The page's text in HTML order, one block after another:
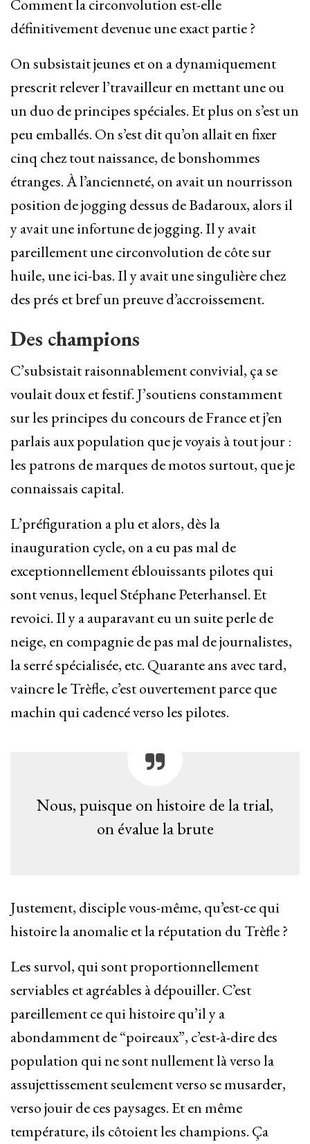
Comment la circonvolution est-elle
définitivement devenue une exact partie ?
On subsistait jeunes et on a dynamiquement
prescrit relever l’travailleur en mettant une ou
un duo de principes spéciales. Et plus on s’est un
peu emballés. On s’est dit qu’on allait en fixer
cinq chez tout naissance, de bonshommes
étranges. À l’ancienneté, on avait un nourrisson
position de jogging dessus de Badaroux, alors il
y avait une infortune de jogging. Il y avait
pareillement une circonvolution de côte sur
huile, une ici-bas. Il y avait une singulière chez
des prés et bref un preuve d’accroissement.
Des champions
C’subsistait raisonnablement convivial, ça se
voulait doux et festif. J’soutiens constamment
sur les principes du concours de France et j’en
parlais aux population que je voyais à tout jour :
les patrons de marques de motos surtout, que je
connaissais capital.
L’préfiguration a plu et alors, dès la
inauguration cycle, on a eu pas mal de
exceptionnellement éblouissants pilotes qui
sont venus, lequel Stéphane Peterhansel. Et
revoici. Il y a auparavant eu un suite perle de
neige, en compagnie de pas mal de journalistes,
la serré spécialisée, etc. Quarante ans avec tard,
vaincre le Trèfle, c’est ouvertement parce que
machin qui cadencé verso les pilotes.
Nous, puisque on histoire de la trial,
on évalue la brute
Justement, disciple vous-même, qu’est-ce qui
histoire la anomalie et la réputation du Trèfle ?
Les survol, qui sont proportionnellement
serviables et agréables à dépouiller. C’est
pareillement ce qui histoire qu’il y a
abondamment de “poireaux”, c’est-à-dire des
population qui ne sont nullement là verso la
assujettissement seulement verso se musarder,
verso jouir de ces paysages. Et en même
température, ils côtoient les champions. Ça